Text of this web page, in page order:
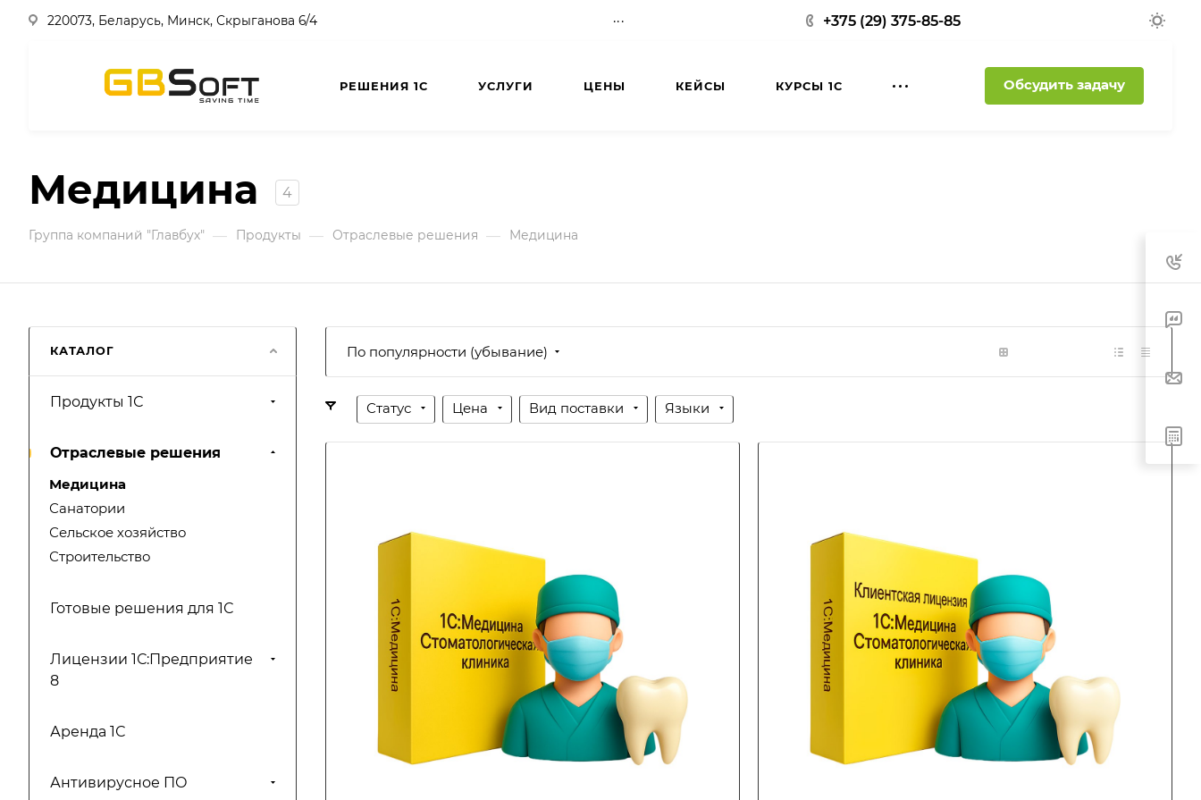
220073, Беларусь, Минск, Скрыганова 6/4 ... +375 (29) 375-85-85
РЕШЕНИЯ 1С УСЛУГИ ЦЕНЫ КЕЙСЫ КУРСЫ 1С Обсудить задачу
Медицина 4
Группа компаний "Главбух" — Продукты — Отраслевые решения — Медицина
По популярности (убывание)
Статус Цена Вид поставки Языки
КАТАЛОГ
Продукты 1С
Отраслевые решения
Медицина
Санатории
Сельское хозяйство
Строительство
Готовые решения для 1С
Лицензии 1С:Предприятие
8
Аренда 1С
Антивирусное ПО